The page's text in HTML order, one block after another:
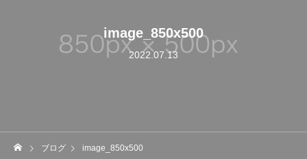
image_850x500
2022.07.13
ブログ image_850x500